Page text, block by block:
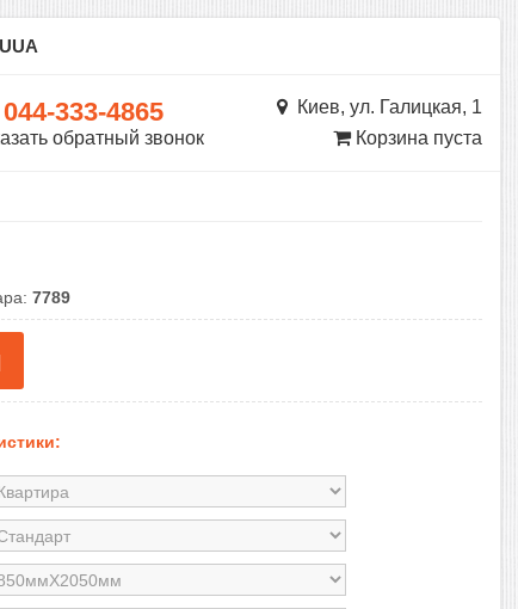
UA
333-4865
обратный звонок
Киев, ул. Галицкая, 1
Корзина пуста
7789